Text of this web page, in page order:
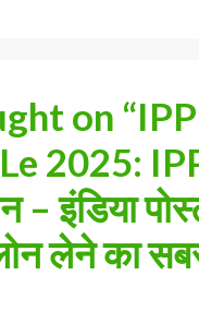
on
2025:
– इंडिया
लेने का